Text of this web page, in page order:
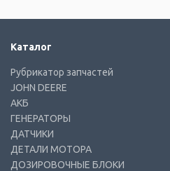
Каталог
Рубрикатор запчастей
JOHN DEERE
АКБ
ГЕНЕРАТОРЫ
ДАТЧИКИ
ДЕТАЛИ МОТОРА
ДОЗИРОВОЧНЫЕ БЛОКИ